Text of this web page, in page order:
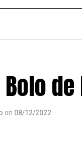
on 08/12/2022